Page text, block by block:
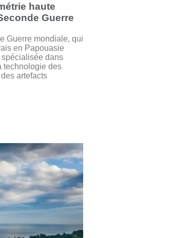
haute
Guerre
Guerre mondiale, qui
en Papouasie
dans
technologie des
artefacts